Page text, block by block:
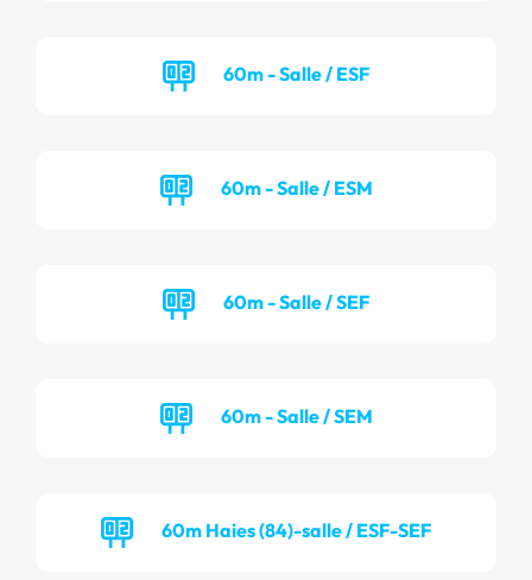
60m - Salle / ESF
60m - Salle / ESM
60m - Salle / SEF
60m - Salle / SEM
60m Haies (84)-salle / ESF-SEF